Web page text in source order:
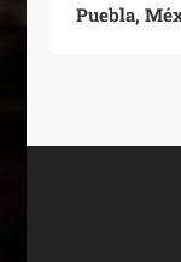
Puebla,